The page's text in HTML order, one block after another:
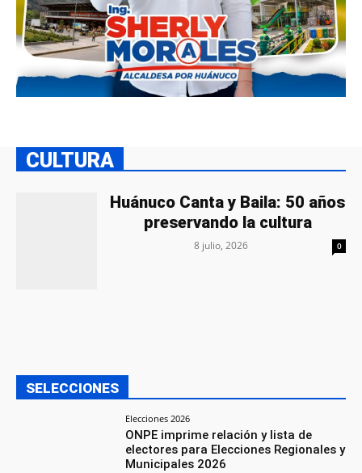
CULTURA
Huánuco Canta y Baila: 50 años
preservando la cultura
8 julio, 2026 0
SELECCIONES
Elecciones 2026
ONPE imprime relación y lista de
electores para Elecciones Regionales y
Municipales 2026